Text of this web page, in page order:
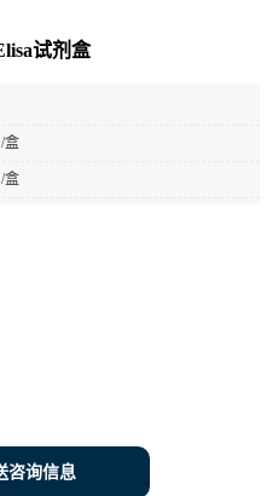
试剂盒
盒
盒
咨询信息